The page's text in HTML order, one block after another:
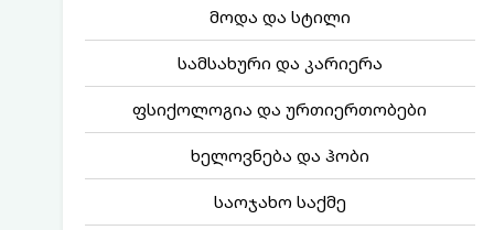
მოდა და სტილი
სამსახური და კარიერა
ფსიქოლოგია და ურთიერთობები
ხელოვნება და ჰობი
საოჯახო საქმე